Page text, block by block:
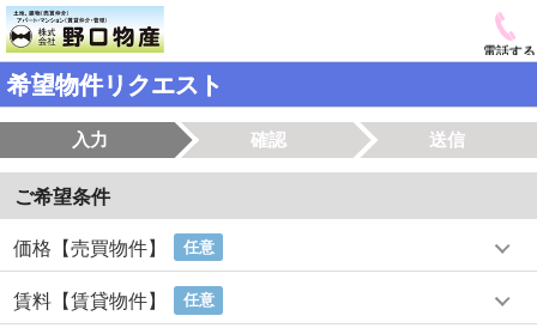
電話する
希望物件リクエスト
入力 確認 送信
ご希望条件
価格【売買物件】 任意
賃料【賃貸物件】 任意